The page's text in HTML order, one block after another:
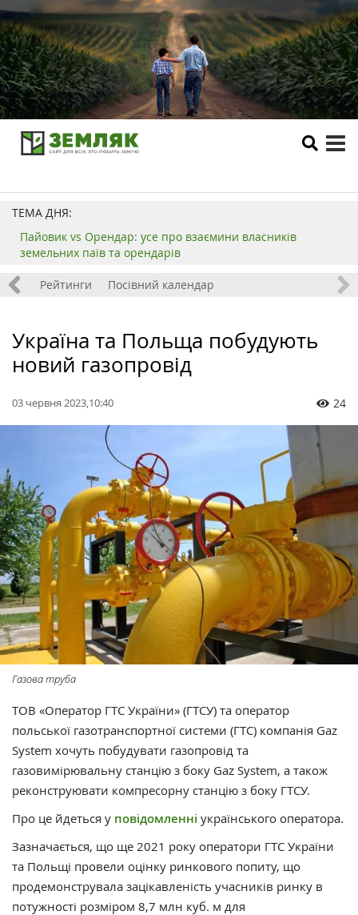
ТЕМА ДНЯ:
Пайовик vs Орендар: усе про взаємини власників
земельних паїв та орендарів
Рейтинги Посівний календар
Україна та Польща побудують
новий газопровід
03 червня 2023,10:40 24
Газова труба
ТОВ «Оператор ГТС України» (ГТСУ) та оператор
польської газотранспортної системи (ГТС) компанія Gaz
System хочуть побудувати газопровід та
газовимірювальну станцію з боку Gaz System, а також
реконструювати компресорну станцію з боку ГТСУ.
Про це йдеться у повідомленні українського оператора.
Зазначається, що ще 2021 року оператори ГТС України
та Польщі провели оцінку ринкового попиту, що
продемонструвала зацікавленість учасників ринку в
потужності розміром 8,7 млн куб. м для